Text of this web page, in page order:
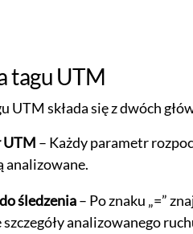
tagu UTM
UTM składa się z dwóch
UTM – Każdy parametr
analizowane.
śledzenia– Po znaku „=”
szczegóły analizowanego